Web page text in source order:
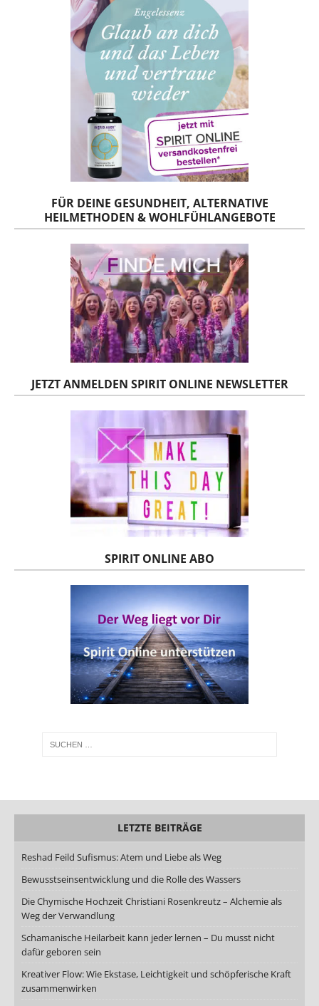
FÜR DEINE GESUNDHEIT, ALTERNATIVE
HEILMETHODEN & WOHLFÜHLANGEBOTE
JETZT ANMELDEN SPIRIT ONLINE NEWSLETTER
SPIRIT ONLINE ABO
LETZTE BEITRÄGE
Reshad Feild Sufismus: Atem und Liebe als Weg
Bewusstseinsentwicklung und die Rolle des Wassers
Die Chymische Hochzeit Christiani Rosenkreutz – Alchemie als
Weg der Verwandlung
Schamanische Heilarbeit kann jeder lernen – Du musst nicht
dafür geboren sein
Kreativer Flow: Wie Ekstase, Leichtigkeit und schöpferische Kraft
zusammenwirken